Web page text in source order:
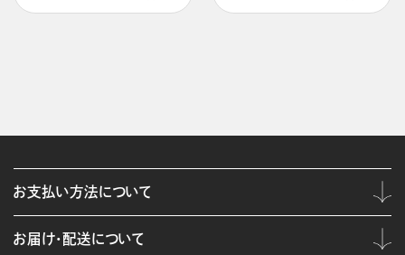
お支払い方法について
お届け・配送について